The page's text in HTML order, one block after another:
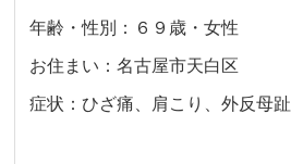
年齢・性別：６９歳・女性
お住まい：名古屋市天白区
症状：ひざ痛、肩こり、外反母趾